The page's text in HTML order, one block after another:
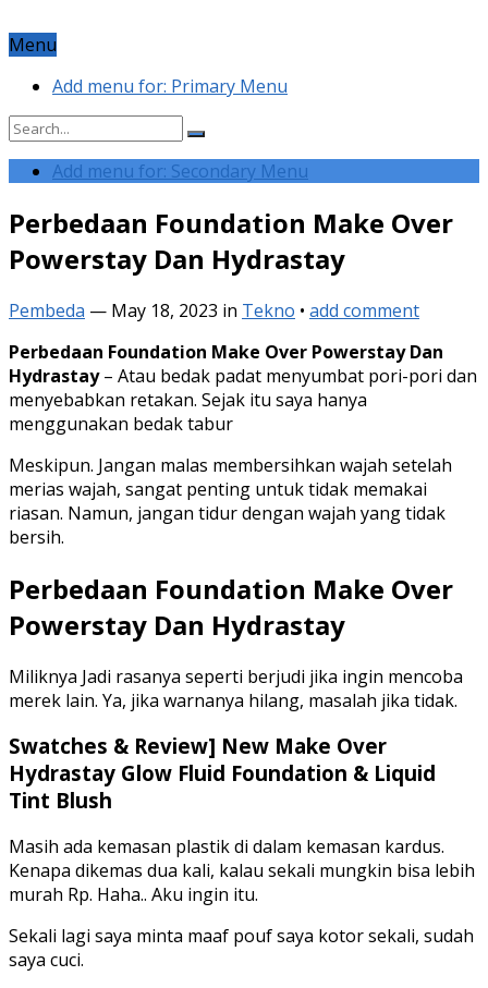
Menu
Add menu for: Primary Menu
Add menu for: Secondary Menu
Perbedaan Foundation Make Over
Powerstay Dan Hydrastay
Pembeda — May 18, 2023 in Tekno • add comment
Perbedaan Foundation Make Over Powerstay Dan
Hydrastay– Atau bedak padat menyumbat pori-pori dan
menyebabkan retakan. Sejak itu saya hanya
menggunakan bedak tabur
Meskipun. Jangan malas membersihkan wajah setelah
merias wajah, sangat penting untuk tidak memakai
riasan. Namun, jangan tidur dengan wajah yang tidak
bersih.
Perbedaan Foundation Make Over
Powerstay Dan Hydrastay
Miliknya Jadi rasanya seperti berjudi jika ingin mencoba
merek lain. Ya, jika warnanya hilang, masalah jika tidak.
Swatches & Review] New Make Over
Hydrastay Glow Fluid Foundation & Liquid
Tint Blush
Masih ada kemasan plastik di dalam kemasan kardus.
Kenapa dikemas dua kali, kalau sekali mungkin bisa lebih
murah Rp. Haha.. Aku ingin itu.
Sekali lagi saya minta maaf pouf saya kotor sekali, sudah
saya cuci.